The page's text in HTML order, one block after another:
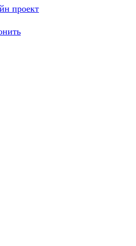
проект